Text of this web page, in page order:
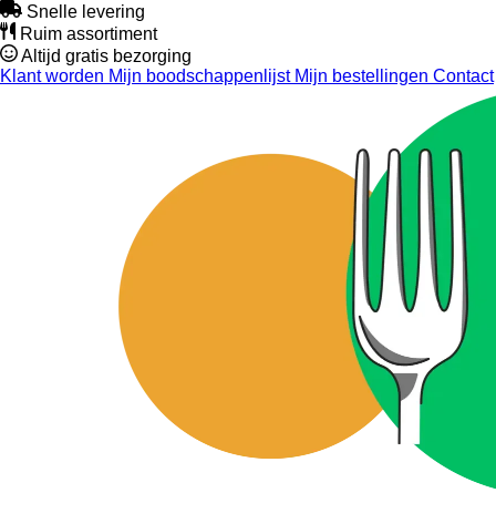
Snelle levering
Ruim assortiment
Altijd gratis bezorging
Klant worden Mijn boodschappenlijstMijn bestellingen Contact